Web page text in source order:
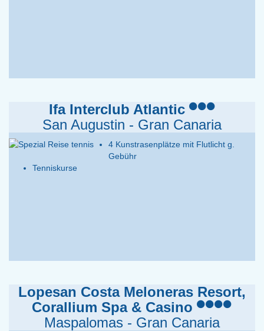
Ifa Interclub Atlantic
San Augustin - Gran Canaria
4 Kunstrasenplätze mit Flutlicht g.
Gebühr
Tenniskurse
Lopesan Costa Meloneras Resort,
Corallium Spa & Casino
Maspalomas - Gran Canaria